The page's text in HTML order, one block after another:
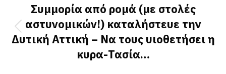
navigation
Previous
post:
Συμμορία από ρομά (με στολές
αστυνομικών!) καταλήστευε την
Δυτική Αττική – Να τους υιοθετήσει η
κυρα-Τασία…